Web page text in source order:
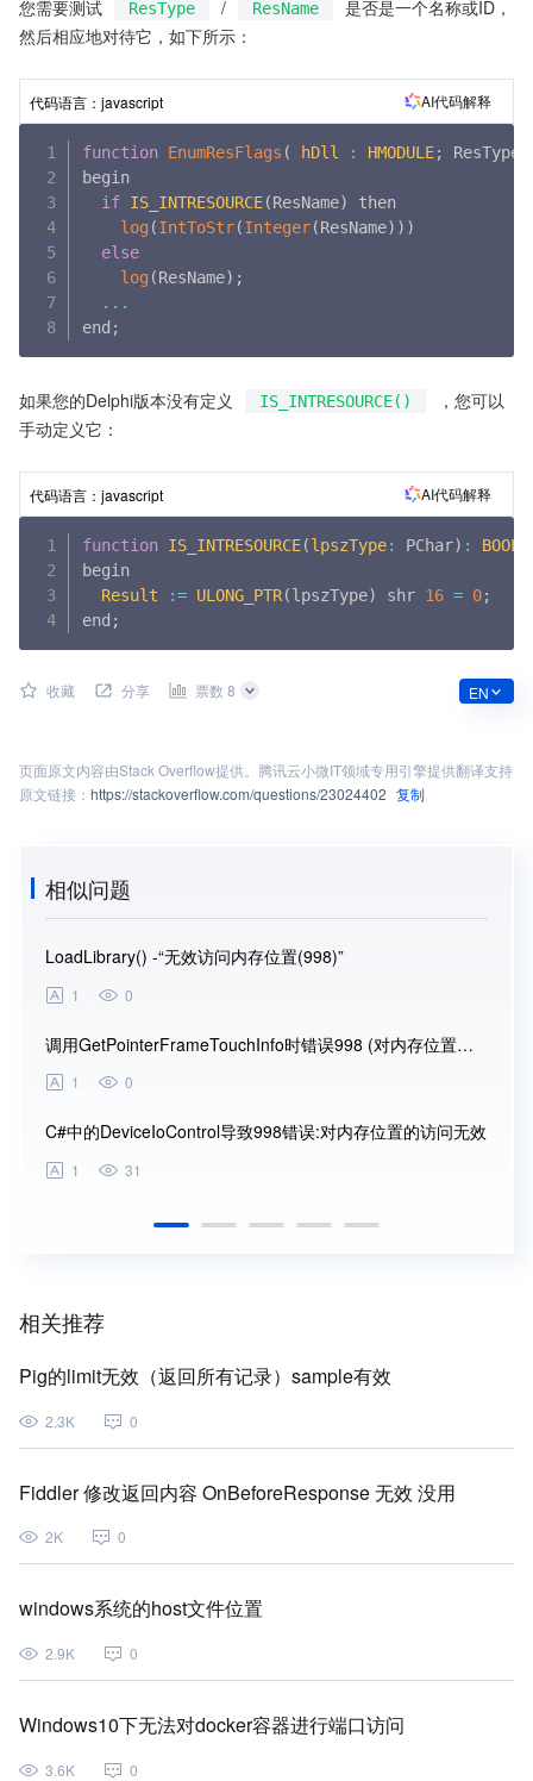
您需要测试 ResType / ResName
是否是一个名称或ID，
然后相应地对待它，如下所示：
代码语言： javascript AI代码解释
function EnumResFlags ( hDll : HMODULE; ResType
begin
if IS_INTRESOURCE(ResName)
then
log (IntToStr(Integer(ResName) ) )
else
log (ResName) ;
...
end ;
如果您的Delphi版本没有定义 IS_INTRESOURCE()
，您可以
手动定义它：
代码语言： javascript AI代码解释
function IS_INTRESOURCE(lpszType: PChar) : BOOL
begin
Result
:= ULONG_PTR(lpszType) shr 16 = 0;
end ;
收藏 分享 票数 8 EN
页面原文内容由Stack Overflow提供。腾讯云小微IT领域专用引擎提供翻译支持
原文链接： https://stackoverflow.com/questions/23024402 复制
相似问题
LoadLibrary() -“无效访问内存位置(998)”
1 0
调用GetPointerFrameTouchInfo时错误998 (对内存位置的无效访问)
1 0
C#中的DeviceIoControl导致998错误:对内存位置的访问无效
1 31
相关推荐
Pig的limit无效（返回所有记录）sample有效
2.3K 0
Fiddler 修改返回内容 OnBeforeResponse 无效 没用
2K 0
windows系统的host文件位置
2.9K 0
Windows10下无法对docker容器进行端口访问
3.6K 0